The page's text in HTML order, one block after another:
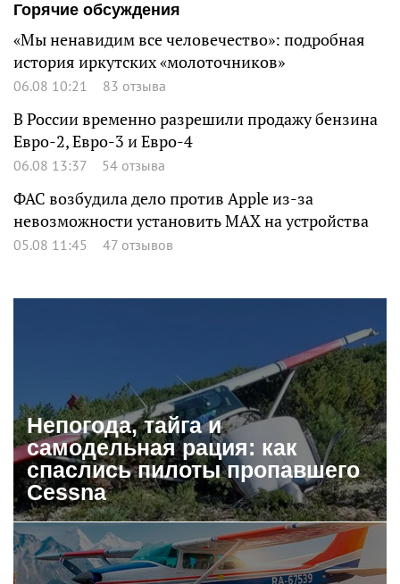
Горячие обсуждения
«Мы ненавидим все человечество»: подробная
история иркутских «молоточников»
06.08 10:21 83 отзыва
В России временно разрешили продажу бензина
Евро-2, Евро-3 и Евро-4
06.08 13:37 54 отзыва
ФАС возбудила дело против Apple из-за
невозможности установить MAX на устройства
05.08 11:45 47 отзывов
Непогода, тайга и
самодельная рация: как
спаслись пилоты пропавшего
Cessna